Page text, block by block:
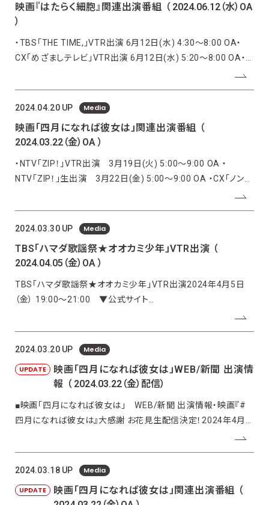
映画『はたらく細胞』関連出演番組 （ 2024.06.12（水）OA
）
・TBS「THE TIME,」VTR出演 6月12日(水) 4:30〜8:00 OA・
CX「めざましテレビ」VTR出演 6月12日(水) 5:20〜8:00 OA・
出演につきましては予告なく
2024.04.20 UP Media
映画「四月になれば彼女は」関連出演番組 （
2024.03.22（金）OA ）
・NTV「ZIP！」VTR出演 3月19日(火) 5:00〜9:00 OA ・
NTV「ZIP！」生出演 3月22日(金) 5:00〜9:00 OA ・CX「ノンス
トップ！」生出演 3月22日(金) 9:50〜11:25 OA ・NTV「ズーム
イン!!サタデー」VTR出演 3月23日(土) 5:30
2024.03.30 UP Media
TBS「ハマダ歌謡祭★オオカミ少年」VTR出演 （
2024.04.05（金）OA ）
TBS「ハマダ歌謡祭★オオカミ少年」VTR出演2024年4月5日
（金） 19:00〜21:00 ▼公式サイト
2024.03.20 UP Media
UPDATE
映画「四月になれば彼女は」WEB/新聞 出演情
報 （ 2024.03.22（金）配信）
■映画「四月になれば彼女は」 WEB/新聞 出演情報・映画『#
四月になれば彼女は』大感謝 お花見生配信決定！2024年4月1
https://www.youtube.com/live/284XArEmDCI?si=124e
2024.03.18 UP Media
UPDATE 映画「四月になれば彼女は」関連出演番組 （